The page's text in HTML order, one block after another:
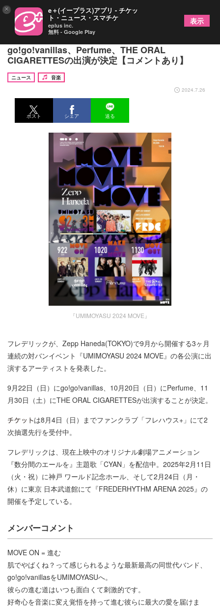
フレデリック 3ヶ月連続対バンイベントに
go!go!vanillas、Perfume、THE ORAL
CIGARETTESの出演が決定【コメントあり】
ニュース
音楽
2024.7.26
ポスト シェア 送る
『UMIMOYASU 2024 MOVE』
フレデリックが、Zepp Haneda(TOKYO)で9月から開催する3ヶ月
連続の対バンイベント『UMIMOYASU 2024 MOVE』の各公演に出
演するアーティストを発表した。
9月22日（日）にgo!go!vanillas、10月20日（日）にPerfume、11
月30日（土）にTHE ORAL CIGARETTESが出演することが決定。
は8月4日（日）までファンクラブ「フレハウス+」にて2
次抽選先行を受付中。
フレデリックは、現在上映中のオリジナル劇場アニメーション
『数分間のエールを』主題歌「CYAN」を配信中。2025年2月11日
（火・祝）に神戸 ワールド記念ホール、そして2月24日（月・
休）に東京 日本武道館にて『FREDERHYTHM ARENA 2025』の
開催を予定している。
メンバーコメント
MOVE ON = 進む
肌でやばくね？って感じられるような最新最高の同世代バンド、
go!go!vanillasをUMIMOYASUへ。
彼らの進む道はいつも面白くて刺激的です。
好奇心を音楽に変え覚悟を持って進む彼らに最大の愛を届けま
× e＋(イープラス)アプリ - チケッ
ト・ニュース・スマチケ
eplus inc.
無料 - Google Play
表示